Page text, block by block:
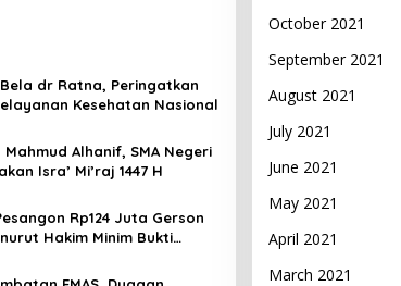
Bela dr Ratna, Peringatkan
Kesehatan Nasional
Alhanif, SMA Negeri
Isra’ Mi’raj 1447 H
Rp124 Juta Gerson
Hakim Minim Bukti
October 2021
September 2021
August 2021
July 2021
June 2021
May 2021
April 2021
March 2021